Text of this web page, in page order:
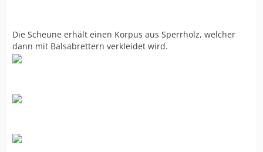
Die Scheune erhält einen Korpus aus Sperrholz, welcher
dann mit Balsabrettern verkleidet wird.